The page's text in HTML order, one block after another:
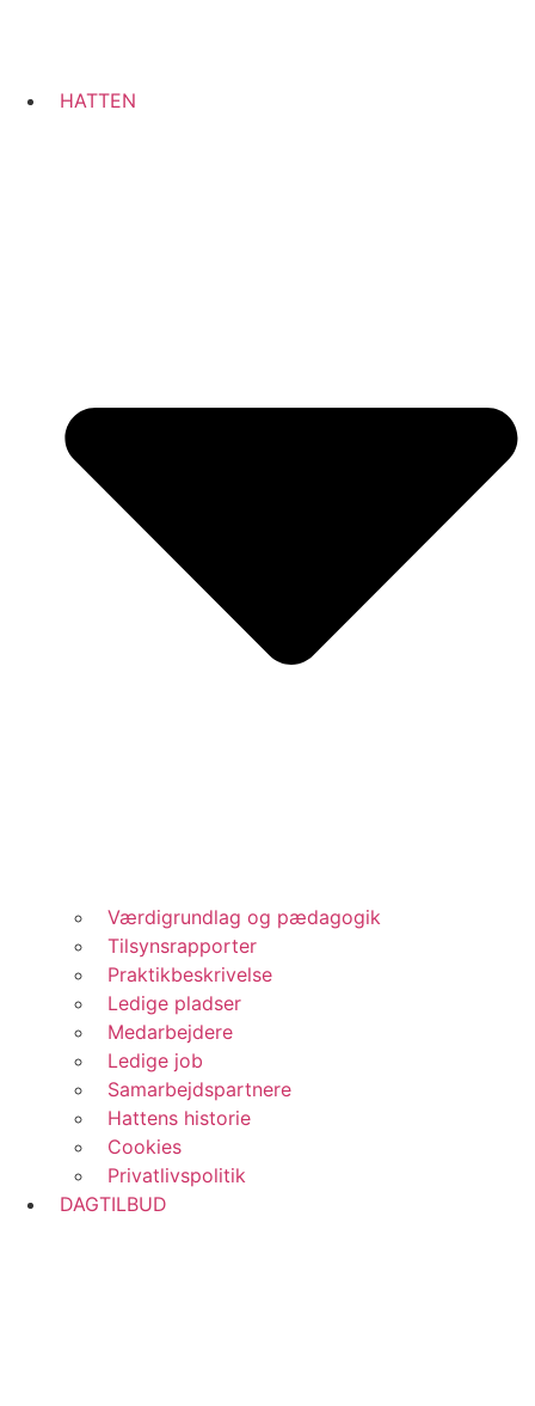
HATTEN
Værdigrundlag og pædagogik
Tilsynsrapporter
Praktikbeskrivelse
Ledige pladser
Medarbejdere
Ledige job
Samarbejdspartnere
Hattens historie
Cookies
Privatlivspolitik
DAGTILBUD